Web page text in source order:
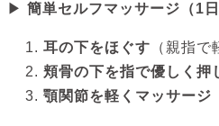
▶ 簡単セルフマッサージ（1日
耳の下をほぐす （親指
頬骨の下を指で優しく押
顎関節を軽くマッサージ